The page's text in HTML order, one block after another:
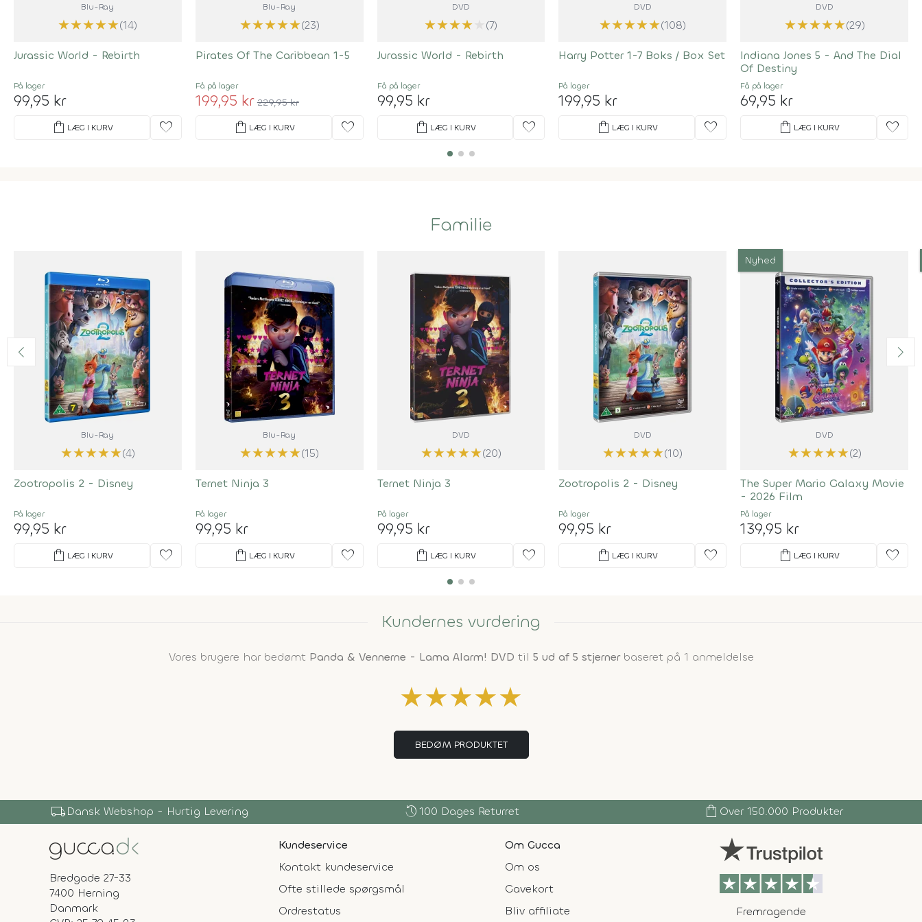
Blu-Ray
★★★★★(14)
Jurassic World - Rebirth
På lager
99,95 kr
shopping_bag LÆG I KURV favorite
Blu-Ray
★★★★★(23)
Pirates Of The Caribbean 1-5
Få på lager
199,95 kr 229,95 kr
shopping_bag LÆG I KURV favorite
DVD
★★★★ (7)
Jurassic World - Rebirth
Få på lager
99,95 kr
shopping_bag LÆG I KURV favorite
DVD
★★★★★(108)
Harry Potter 1-7 Boks / Box Set
På lager
199,95 kr
shopping_bag LÆG I KURV favorite
DVD
★★★★★(29)
Indiana Jones 5 - And The Dial
Of Destiny
Få på lager
69,95 kr
shopping_bag LÆG I KURV favorite
Familie
Blu-Ray
★★★★★(4)
Zootropolis 2 - Disney
På lager
99,95 kr
shopping_bag LÆG I KURV favorite
Blu-Ray
★★★★★(15)
Ternet Ninja 3
På lager
99,95 kr
shopping_bag LÆG I KURV favorite
DVD
★★★★★(20)
Ternet Ninja 3
På lager
99,95 kr
shopping_bag LÆG I KURV favorite
DVD
★★★★★(10)
Zootropolis 2 - Disney
På lager
99,95 kr
shopping_bag LÆG I KURV favorite
Nyhed
DVD
★★★★★(2)
The Super Mario Galaxy Movie
- 2026 Film
På lager
139,95 kr
shopping_bag LÆG I KURV favorite
Kundernes vurdering
Vores brugere har bedømt Panda & Vennerne - Lama Alarm! DVD til 5 ud af 5 stjernerbaseret på 1 anmeldelse
★★★★★
BEDØM PRODUKTET
history 100 Dages Returret
local_shippingDansk Webshop - Hurtig Levering shopping_bag Over 150.000 Produkter
Kundeservice
Kontakt kundeservice
Ofte stillede spørgsmål
Ordrestatus
Om Gucca
Om os
Gavekort
Bliv affiliate
Fremragende
Bredgade 27-33
7400 Herning
Danmark